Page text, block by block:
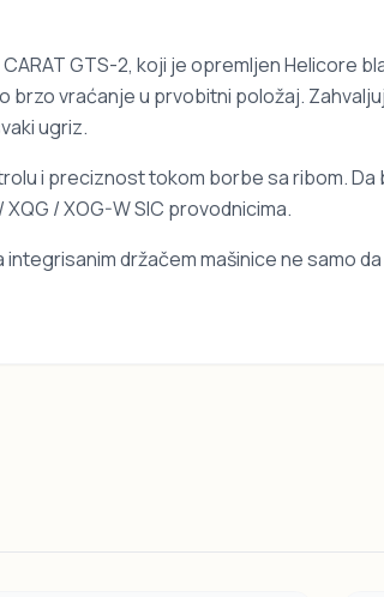
GTS-2, koji je opremljen Helicore
brzo vraćanje u prvobitni položaj.
ugriz.
i preciznost tokom borbe sa ribom. Da
/ XOG-W SIC provodnicima.
držačem mašinice ne samo